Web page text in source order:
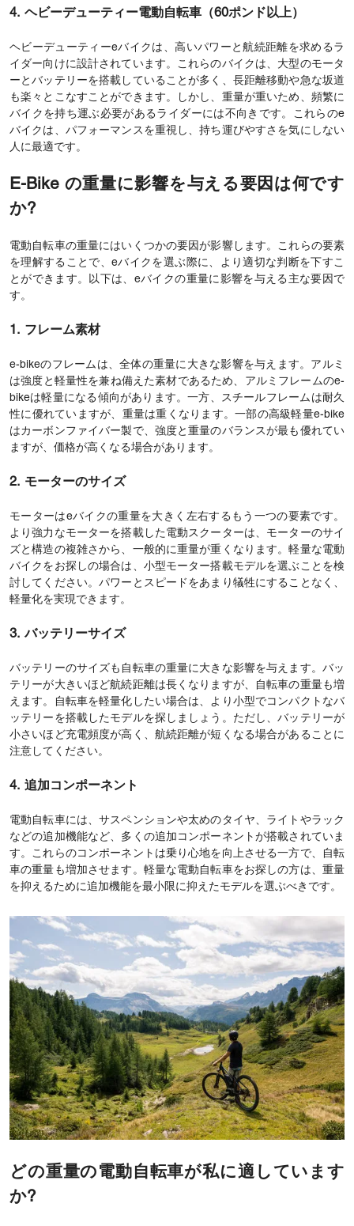
4. ヘビーデューティー電動自転車（60ポンド以上）
ヘビーデューティーeバイクは、高いパワーと航続距離を求めるラ
イダー向けに設計されています。これらのバイクは、大型のモータ
ーとバッテリーを搭載していることが多く、長距離移動や急な坂道
も楽々とこなすことができます。しかし、重量が重いため、頻繁に
バイクを持ち運ぶ必要があるライダーには不向きです。これらのe
バイクは、パフォーマンスを重視し、持ち運びやすさを気にしない
人に最適です。
E-Bike の重量に影響を与える要因は何です
か?
電動自転車の重量にはいくつかの要因が影響します。これらの要素
を理解することで、eバイクを選ぶ際に、より適切な判断を下すこ
とができます。以下は、eバイクの重量に影響を与える主な要因で
す。
1. フレーム素材
e-bikeのフレームは、全体の重量に大きな影響を与えます。アルミ
は強度と軽量性を兼ね備えた素材であるため、アルミフレームのe-
bikeは軽量になる傾向があります。一方、スチールフレームは耐久
性に優れていますが、重量は重くなります。一部の高級軽量e-bike
はカーボンファイバー製で、強度と重量のバランスが最も優れてい
ますが、価格が高くなる場合があります。
2. モーターのサイズ
モーターはeバイクの重量を大きく左右するもう一つの要素です。
より強力なモーターを搭載した電動スクーターは、モーターのサイ
ズと構造の複雑さから、一般的に重量が重くなります。軽量な電動
バイクをお探しの場合は、小型モーター搭載モデルを選ぶことを検
討してください。パワーとスピードをあまり犠牲にすることなく、
軽量化を実現できます。
3. バッテリーサイズ
バッテリーのサイズも自転車の重量に大きな影響を与えます。バッ
テリーが大きいほど航続距離は長くなりますが、自転車の重量も増
えます。自転車を軽量化したい場合は、より小型でコンパクトなバ
ッテリーを搭載したモデルを探しましょう。ただし、バッテリーが
小さいほど充電頻度が高く、航続距離が短くなる場合があることに
注意してください。
4. 追加コンポーネント
電動自転車には、サスペンションや太めのタイヤ、ライトやラック
などの追加機能など、多くの追加コンポーネントが搭載されていま
す。これらのコンポーネントは乗り心地を向上させる一方で、自転
車の重量も増加させます。軽量な電動自転車をお探しの方は、重量
を抑えるために追加機能を最小限に抑えたモデルを選ぶべきです。
どの重量の電動自転車が私に適しています
か?